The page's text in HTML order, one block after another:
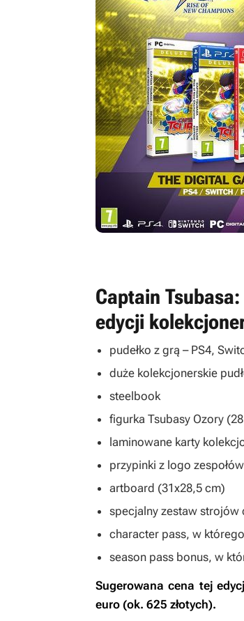
Captain
edycji
pudełko z grą – PS4,
duże kolekcjonerskie
steelbook
figurka Tsubasy Ozory
laminowane karty
przypinki z logo zespołów
artboard (31x28,5 cm)
specjalny zestaw strojów
character pass, w
season pass bonus, w
Sugerowana cena tej
euro (ok. 625 złotych).